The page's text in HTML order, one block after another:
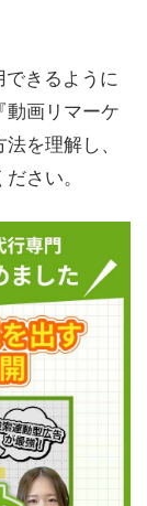
きるように
画リマーケ
を理解し、
さい。